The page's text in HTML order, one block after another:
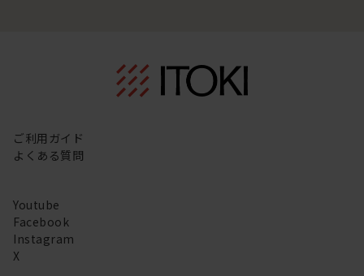
ご利用ガイド
よくある質問
Youtube
Facebook
Instagram
X